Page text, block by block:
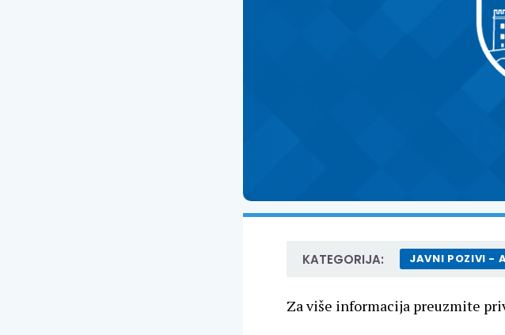
KATEGORIJA: JAVNI POZIVI -
Za više informacija preuzmite